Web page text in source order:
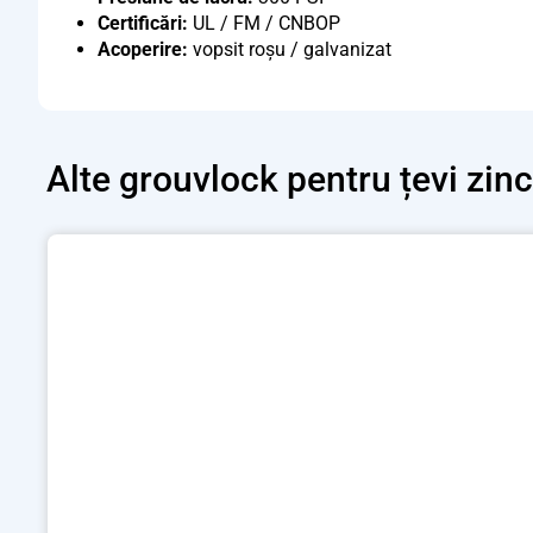
Certificări: UL / FM / CNBOP
Acoperire: vopsit roșu / galvanizat
Alte grouvlock pentru țevi